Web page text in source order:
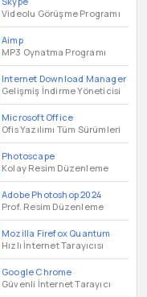
Videolu Görüşme Programı
Aimp
MP3 Oynatma Programı
Internet Download Manager
Gelişmiş İndirme Yöneticisi
Microsoft Office
Ofis Yazılımı Tüm Sürümleri
Photoscape
Kolay Resim Düzenleme
Adobe Photoshop 2024
Prof. Resim Düzenleme
Mozilla Firefox Quantum
Hızlı İnternet Tarayıcısı
Google Chrome
Güvenli İnternet Tarayıcı